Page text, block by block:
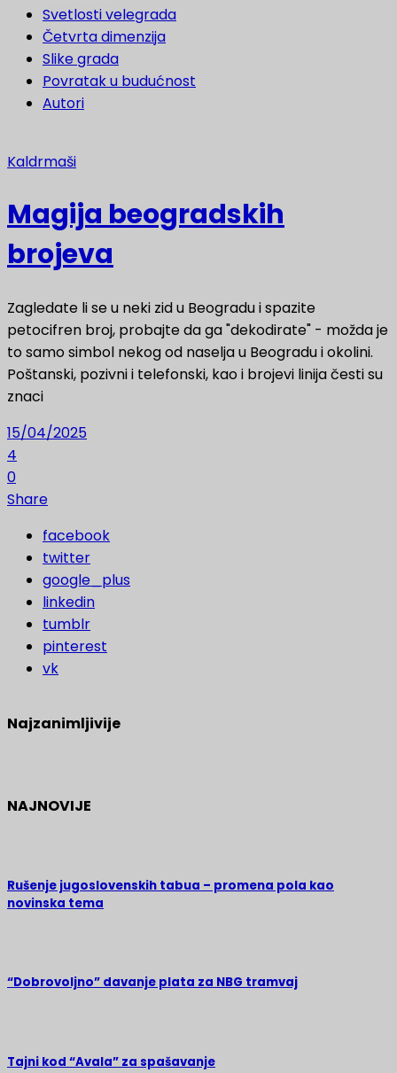
Svetlosti velegrada
Četvrta dimenzija
Slike grada
Povratak u budućnost
Autori
Kaldrmaši
Magija beogradskih
brojeva
Zagledate li se u neki zid u Beogradu i spazite
petocifren broj, probajte da ga "dekodirate" - možda je
to samo simbol nekog od naselja u Beogradu i okolini.
Poštanski, pozivni i telefonski, kao i brojevi linija česti su
znaci
15/04/2025
4
0
Share
facebook
twitter
google_plus
linkedin
tumblr
pinterest
vk
Najzanimljivije
NAJNOVIJE
Rušenje jugoslovenskih tabua – promena pola kao
novinska tema
“Dobrovoljno” davanje plata za NBG tramvaj
Tajni kod “Avala” za spašavanje